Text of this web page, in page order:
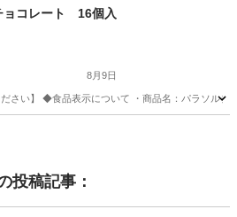
ョコレート 16個入
8月9日
ださい】 ◆食品表示について ・商品名：パラソル
投稿記事：